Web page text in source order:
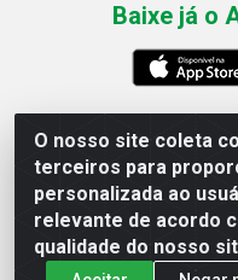
O nosso site coleta
terceiros para
personalizada ao
relevante de acordo
qualidade do nosso
Baixe já o
Esperança Nordeste -
Estância - Recife